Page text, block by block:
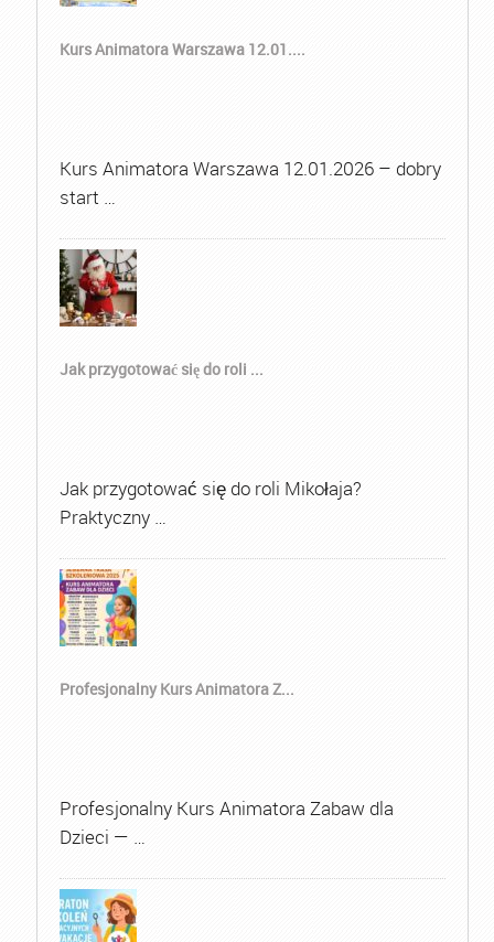
Kurs Animatora Warszawa 12.01....
Kurs Animatora Warszawa 12.01.2026 – dobry
start …
Jak przygotować się do roli ...
Jak przygotować się do roli Mikołaja?
Praktyczny …
Profesjonalny Kurs Animatora Z...
Profesjonalny Kurs Animatora Zabaw dla
Dzieci — …